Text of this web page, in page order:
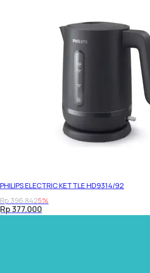
PHILIPS ELECTRIC KETTLE HD9314/92
Rp 396.8425%
Rp 377.000